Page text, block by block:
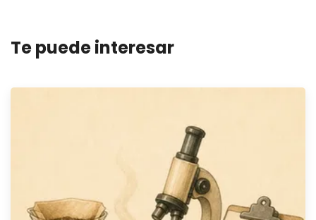
Te puede interesar